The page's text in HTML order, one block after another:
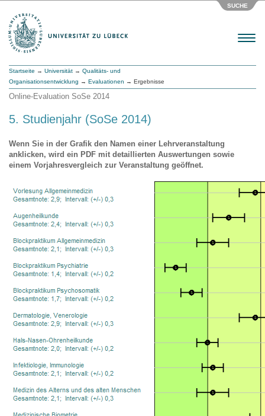
SUCHE
Menu
Startseite → Universität → Qualitäts- und
Organisationsentwicklung → Evaluationen → Ergebnisse
Online-Evaluation SoSe 2014
5. Studienjahr (SoSe 2014)
Wenn Sie in der Grafik den Namen einer Lehrveranstaltung
anklicken, wird ein PDF mit detaillierten Auswertungen sowie
einem Vorjahresvergleich zur Veranstaltung geöffnet.